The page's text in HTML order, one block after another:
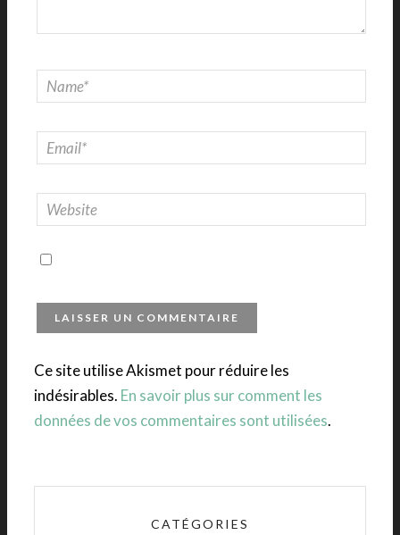
Ce site utilise Akismet pour réduire les
indésirables. En savoir plus sur comment les
données de vos commentaires sont utilisées.
CATÉGORIES